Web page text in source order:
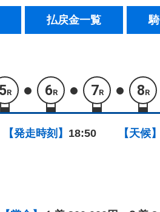
払戻金一覧
5R 6R 7R 8R
【発走時刻】 18:50 【天候】